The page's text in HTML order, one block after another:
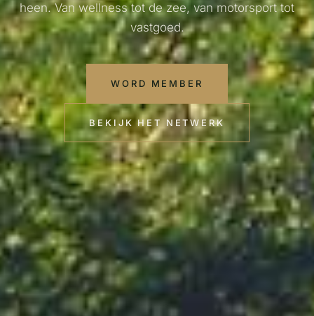
heen. Van wellness tot de zee, van motorsport tot
vastgoed.
WORD MEMBER
BEKIJK HET NETWERK